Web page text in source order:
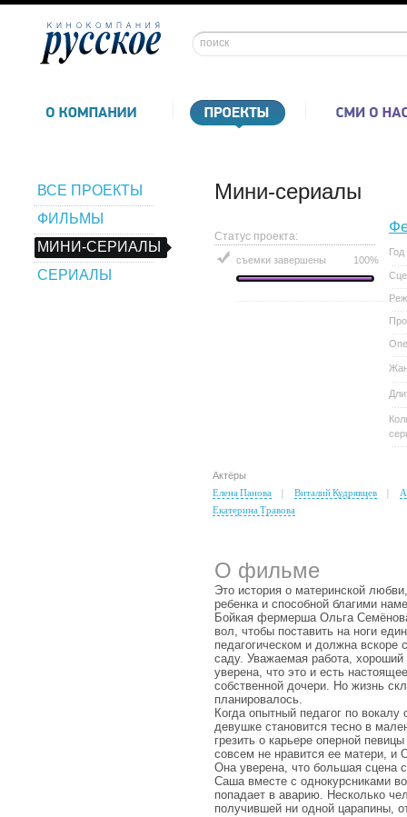
ВСЕ ПРОЕКТЫ
ФИЛЬМЫ
МИНИ-СЕРИАЛЫ
СЕРИАЛЫ
Мини-сериалы
Статус проекта:
съемки завершены 100%
Год
Актёры
Елена Панова
Виталий Кудрявцев
Екатерина Травова
О фильме
Это история о материнской
ребенка и способной благими
Бойкая фермерша Ольга
вол, чтобы поставить на ноги
педагогическом и должна вскоре
саду. Уважаемая работа,
уверена, что это и есть
собственной дочери. Но жизнь
планировалось.
Когда опытный педагог по
девушке становится тесно в
грезить о карьере оперной
совсем не нравится ее матери, и
Она уверена, что большая сцена
Саша вместе с однокурсниками
попадает в аварию. Несколько
получившей ни одной царапины,